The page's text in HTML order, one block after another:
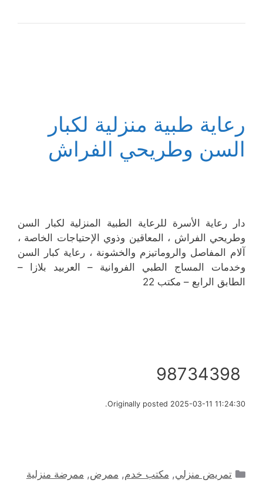
رعاية طبية منزلية لكبار
السن وطريحي الفراش
دار رعاية الأسرة للرعاية الطبية المنزلية لكبار السن
وطريحي الفراش ، المعاقين وذوي الإحتياجات الخاصة ،
آلام المفاصل والروماتيزم والخشونة ، رعاية كبار السن
وخدمات المساج الطبي الفروانية – العربيد بلازا –
الطابق الرابع – مكتب 22
Originally posted 2025-03-11 11:24:30.
التصنيفات
تمريض منزلي, مكتب خدم, ممرض, ممرضة منزلية